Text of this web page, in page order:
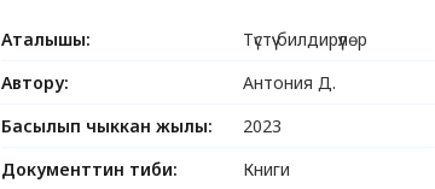
Аталышы:
Түстүү билдирүүлөр
Автору:
Антония Д.
Басылып чыккан жылы:
2023
Документтин тиби:
Книги